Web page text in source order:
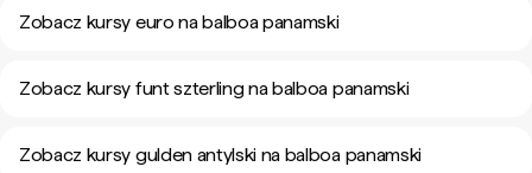
Zobacz kursy euro na balboa panamski
Zobacz kursy funt szterling na balboa panamski
Zobacz kursy gulden antylski na balboa panamski